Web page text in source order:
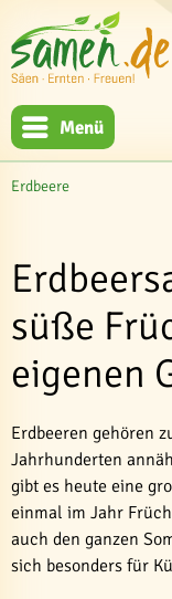
Menü
Erdbeere
süße
eigenen
Erdbeeren gehören
Jahrhunderten
gibt es heute eine
einmal im Jahr
auch den ganzen
sich besonders für